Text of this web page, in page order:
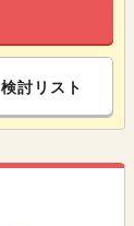
検討リスト